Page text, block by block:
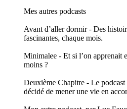
Mes autres podcasts
Avant d’aller dormir - Des
fascinantes, chaque mois.
Minimalee - Et si l’on apprenait
moins ?
Deuxième Chapitre - Le
décidé de mener une vie en